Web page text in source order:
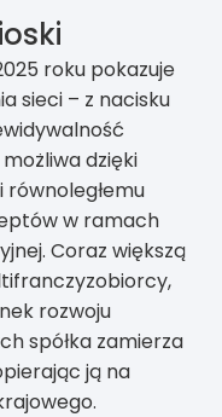
roku pokazuje
sieci – z nacisku
dzięki
w ramach
Coraz większą
rozwoju
spółka zamierza
ją na